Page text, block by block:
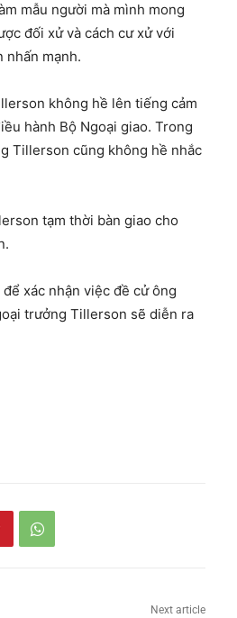
mẫu người mà mình mong
đối xử và cách cư xử với
nhấn mạnh.
không hề lên tiếng cảm
hành Bộ Ngoại giao. Trong
Tillerson cũng không hề nhắc
tạm thời bàn giao cho
xác nhận việc đề cử ông
trưởng Tillerson sẽ diễn ra
Next article